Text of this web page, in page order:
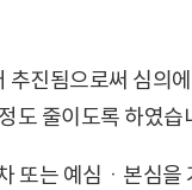
진됨으로써 심의
도 줄이도록 하였습
또는 예심ㆍ본심을